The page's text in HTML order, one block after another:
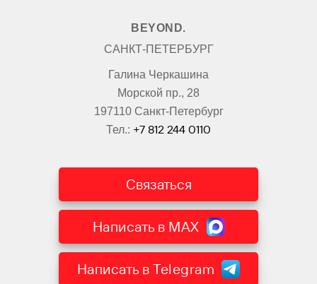
BEYOND.
САНКТ-ПЕТЕРБУРГ
Галина Черкашина
Морской пр., 28
197110 Санкт-Петербург
Тел.: +7 812 244 0110
Связаться
Написать в MAX
Написать в Telegram